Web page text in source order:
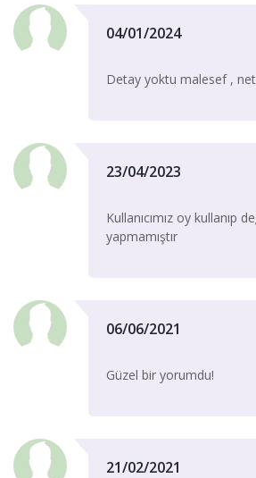
04/01/2024
Detay yoktu malesef ,
23/04/2023
Kullanıcımız oy kullanıp
yapmamıştır
06/06/2021
Güzel bir yorumdu!
21/02/2021